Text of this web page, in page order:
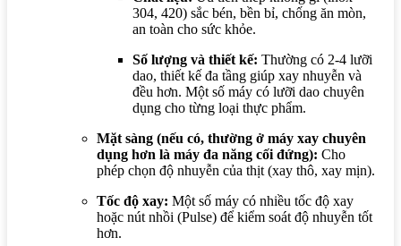
304, 420) sắc bén, bền bỉ, chống ăn mòn,
an toàn cho sức khỏe.
Số lượng và thiết kế: Thường có 2-4 lưỡi
dao, thiết kế đa tầng giúp xay nhuyễn và
đều hơn. Một số máy có lưỡi dao chuyên
dụng cho từng loại thực phẩm.
Mặt sàng (nếu có, thường ở máy xay chuyên
dụng hơn là máy đa năng cối đứng): Cho
phép chọn độ nhuyễn của thịt (xay thô, xay mịn).
Tốc độ xay: Một số máy có nhiều tốc độ xay
hoặc nút nhồi (Pulse) để kiểm soát độ nhuyễn tốt
hơn.